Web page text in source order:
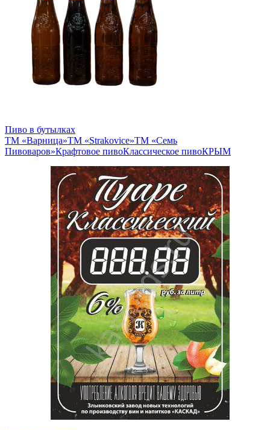
Пиво в бутылках
ТМ «Варница»ТМ «Strakovice»ТМ «Семь
Пивоваров»Крафтовое пивоКлассическое пивоКРЫМ